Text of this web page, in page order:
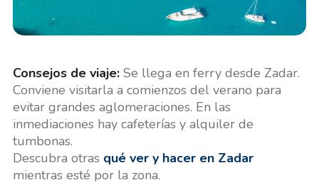
Consejos de viaje:Se llega en ferry desde Zadar.
Conviene visitarla a comienzos del verano para
evitar grandes aglomeraciones. En las
inmediaciones hay cafeterías y alquiler de
tumbonas.
Descubra otras qué ver y hacer en Zadar
mientras esté por la zona.